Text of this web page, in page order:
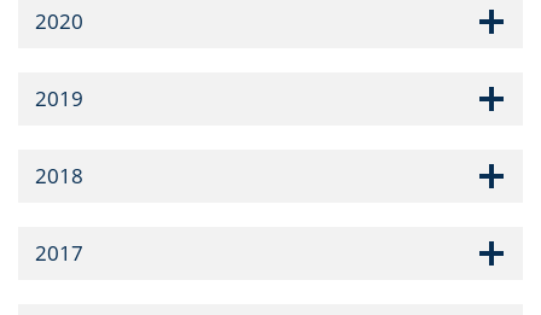
2020
2019
2018
2017